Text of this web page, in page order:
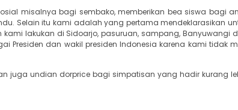
misalnya bagi sembako, memberikan bea siswa bagi
Selain itu kami adalah yang pertama mendeklarasikan
lakukan di Sidoarjo, pasuruan, sampang, Banyuwangi
Presiden dan wakil presiden Indonesia karena kami tidak
juga undian dorprice bagi simpatisan yang hadir kurang